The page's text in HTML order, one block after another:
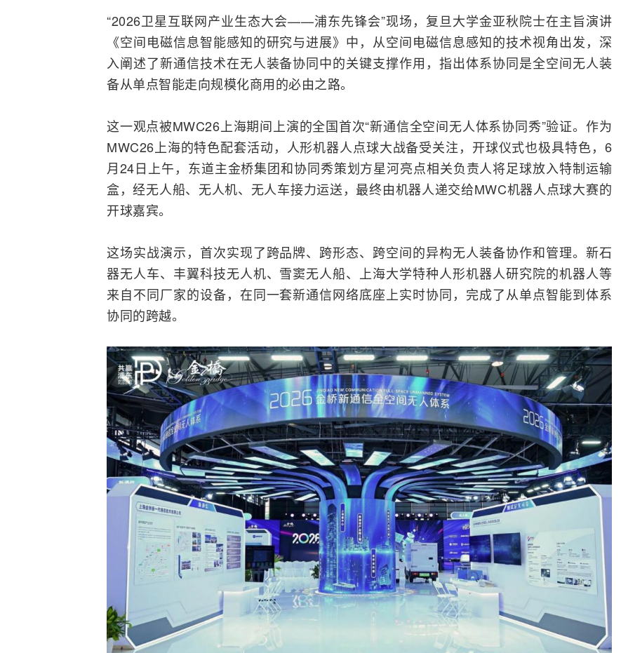
“2026卫星互联网产业生态大会——浦东先锋会”现场，复旦大学金亚秋院士在主旨演讲
《空间电磁信息智能感知的研究与进展》中，从空间电磁信息感知的技术视角出发，深
入阐述了新通信技术在无人装备协同中的关键支撑作用，指出体系协同是全空间无人装
备从单点智能走向规模化商用的必由之路。
这一观点被MWC26上海期间上演的全国首次“新通信全空间无人体系协同秀”验证。作为
MWC26上海的特色配套活动，人形机器人点球大战备受关注，开球仪式也极具特色，6
月24日上午，东道主金桥集团和协同秀策划方星河亮点相关负责人将足球放入特制运输
盒，经无人船、无人机、无人车接力运送，最终由机器人递交给MWC机器人点球大赛的
开球嘉宾。
这场实战演示，首次实现了跨品牌、跨形态、跨空间的异构无人装备协作和管理。新石
器无人车、丰翼科技无人机、雪窦无人船、上海大学特种人形机器人研究院的机器人等
来自不同厂家的设备，在同一套新通信网络底座上实时协同，完成了从单点智能到体系
协同的跨越。